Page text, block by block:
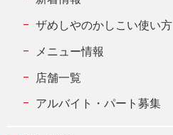
ザめしやのかしこい使い方
メニュー情報
店舗一覧
アルバイト・パート募集